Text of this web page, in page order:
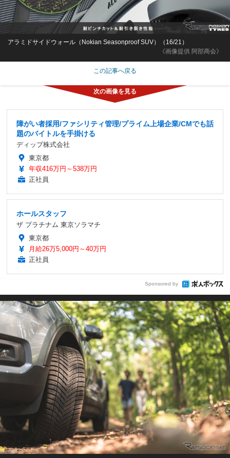
《画像提供 阿部商会》
アラミドサイドウォール（Nokian Seasonproof SUV）（16/21）
この記事へ戻る
障がい者採用/ファシリティ管理/プライム上場企業/CMでも話
題のバイトルを手掛ける
ディップ株式会社
東京都
年収416万円～538万円
正社員
ホールスタッフ
ザ プラチナム 東京ソラマチ
東京都
月給26万5,000円～40万円
正社員
Sponsored by